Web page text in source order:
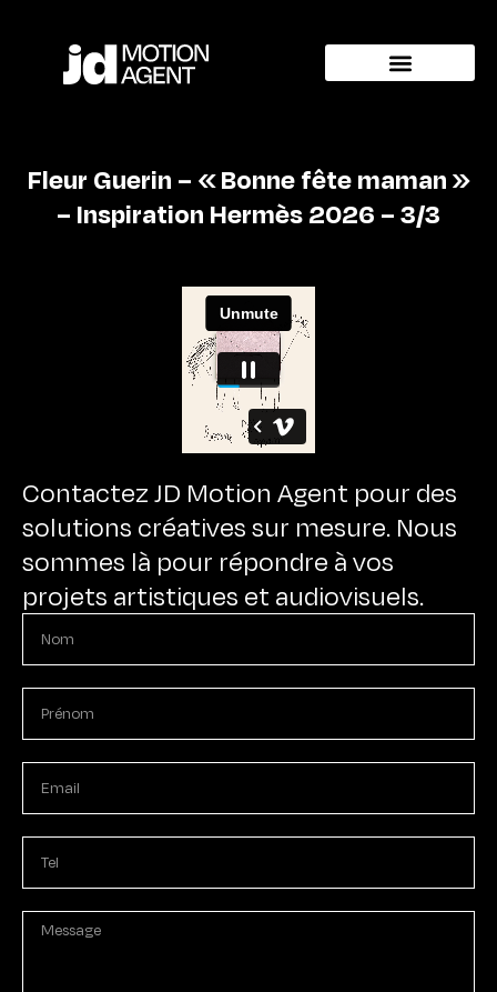
Fleur Guerin – « Bonne fête maman »
– Inspiration Hermès 2026 – 3/3
Contactez JD Motion Agent pour des
solutions créatives sur mesure. Nous
sommes là pour répondre à vos
projets artistiques et audiovisuels.